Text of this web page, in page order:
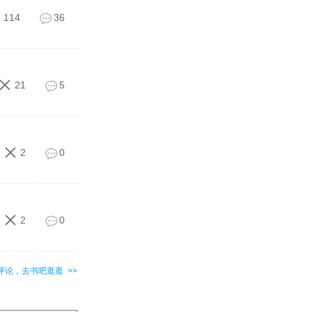
114 36
21 5
2 0
2 0
论，去书吧逛逛 >>